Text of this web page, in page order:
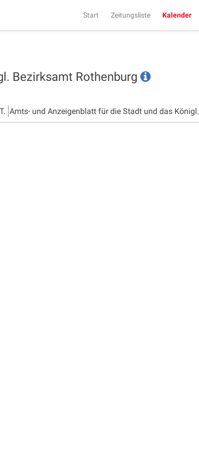
Start Zeitungsliste Kalender
Bezirksamt Rothenburg
Amts- und Anzeigenblatt für die Stadt und das